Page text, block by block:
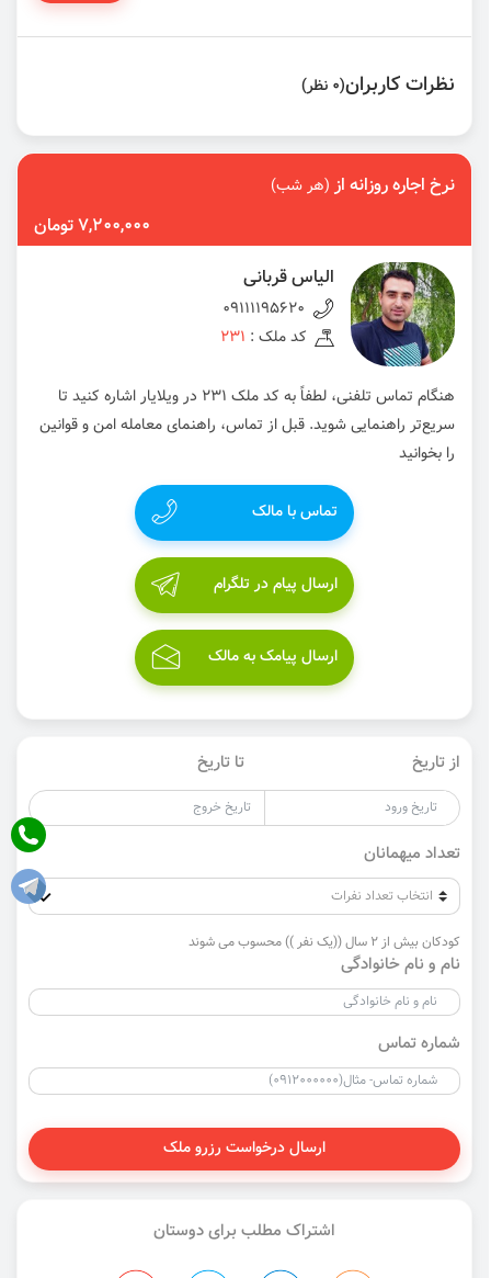
نظرات کاربران(0 نظر)
نرخ اجاره روزانه از(هر شب)
7,200,000 تومان
الیاس قربانی
09111195620
کد ملک : 231
هنگام تماس تلفنی، لطفاً به کد ملک 231 در ویلایار اشاره کنید تا
سریع‌تر راهنمایی شوید. قبل از تماس، راهنمای معامله امن و قوانین
را بخوانید
تماس با مالک
ارسال پیام در تلگرام
ارسال پیامک به مالک
از تاریخ تا تاریخ
تعداد میهمانان
کودکان بیش از 2 سال ((یک نفر )) محسوب می شوند
نام و نام خانوادگی
شماره تماس
ارسال درخواست رزرو ملک
اشتراک مطلب برای دوستان